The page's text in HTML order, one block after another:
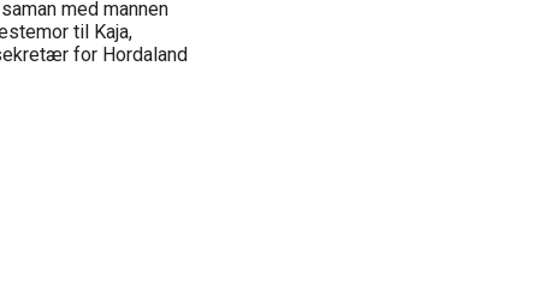
med mannen
til Kaja,
for Hordaland